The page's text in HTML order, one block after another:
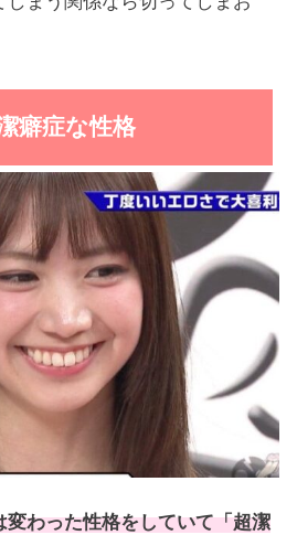
癖症な性格
変わった性格をしていて「超潔